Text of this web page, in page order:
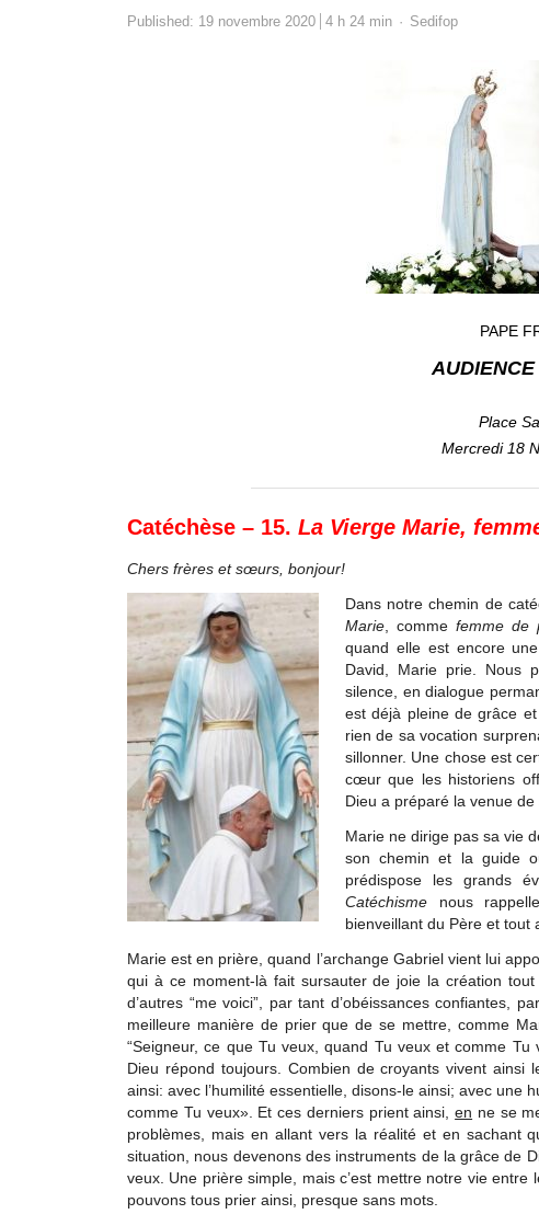
Published: 19 novembre 2020 4 h 24 min Author
Sedifop
PAPE
Place
Mercredi 18
Catéchèse – 15. La Vierge Marie,
Chers frères et sœurs, bonjour!
Dans notre chemin de
Marie , commefemme de
quand elle est encore
David, Marie prie. Nous
silence, en dialogue
est déjà pleine de grâce
rien de sa vocation
sillonner. Une chose est
cœur que les historiens
Dieu a préparé la venue de
Marie ne dirige pas sa vie
son chemin et la guide
prédispose les grands
Catéchisme nous
bienveillant du Père et tout
Marie est en prière, quand l’archange Gabriel vient lui
qui à ce moment-là fait sursauter de joie la création
d’autres “me voici”, par tant d’obéissances confiantes,
meilleure manière de prier que de se mettre, comme
“Seigneur, ce que Tu veux, quand Tu veux et comme
Dieu répond toujours. Combien de croyants vivent
ainsi: avec l’humilité essentielle, disons-le ainsi; avec une
comme Tu veux». Et ces derniers prient ainsi,en ne se
problèmes, mais en allant vers la réalité et en sachant
situation, nous devenons des instruments de la grâce de
veux. Une prière simple, mais c’est mettre notre vie
pouvons tous prier ainsi, presque sans mots.